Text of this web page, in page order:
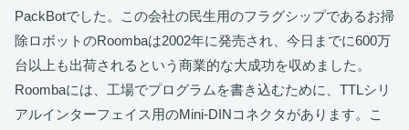
PackBotでした。この会社の民生用のフラグシップであるお掃
除ロボットのRoombaは2002年に発売され、今日までに600万
台以上も出荷されるという商業的な大成功を収めました。
Roombaには、工場でプログラムを書き込むために、TTLシリ
アルインターフェイス用のMini-DINコネクタがあります。こ